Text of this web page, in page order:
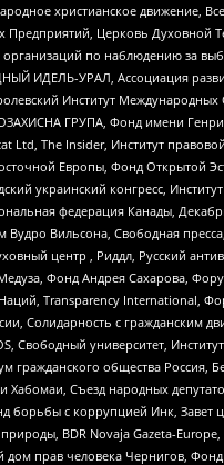
христианское движение,
Предприятий, Церковь Духовной
организаций по наблюдению за
ИДЕЛЬ-УРАЛ, Ассоциация
Институт
ГРУПА, Фонд имени
Ltd, The Insider, Институт
Европы, Фонд Открытой
украинский конгресс,
федерация Канады,
Вудро Вильсона, Свободная
центр , Риддл, Русский
Фонд Андрея Сахарова,
Transparеncy International,
Солидарность с гражданским
Свободный университет,
гражданского общества Россия,
Хабомаи, Съезд народных
борьбы с коррупцией Инк, Завет
BDR Novaja Gazeta-Europe,
дом прав человека Чернигов,